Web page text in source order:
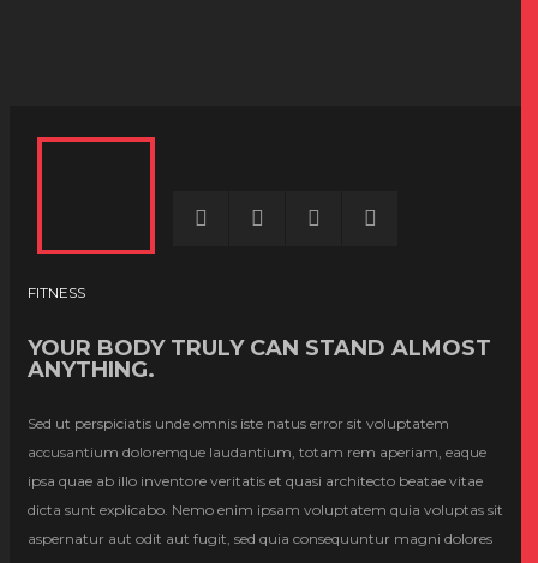
FITNESS
YOUR BODY TRULY CAN STAND ALMOST
ANYTHING.
Sed ut perspiciatis unde omnis iste natus error sit voluptatem
accusantium doloremque laudantium, totam rem aperiam, eaque
ipsa quae ab illo inventore veritatis et quasi architecto beatae vitae
dicta sunt explicabo. Nemo enim ipsam voluptatem quia voluptas sit
aspernatur aut odit aut fugit, sed quia consequuntur magni dolores